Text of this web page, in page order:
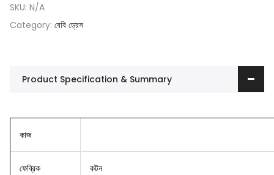
SKU: N/A
Category: বেবি ড্রেস
Product Specification & Summary
কাজ
ফেব্রিক কটন